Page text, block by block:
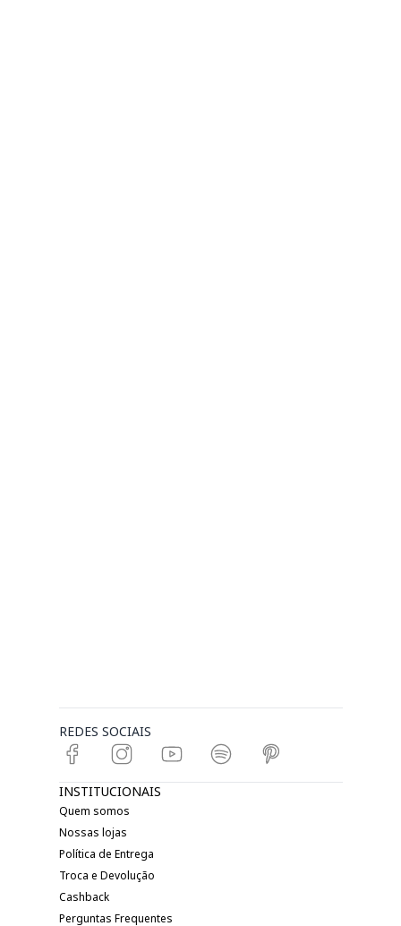
REDES SOCIAIS
INSTITUCIONAIS
Quem somos
Nossas lojas
Política de Entrega
Troca e Devolução
Cashback
Perguntas Frequentes